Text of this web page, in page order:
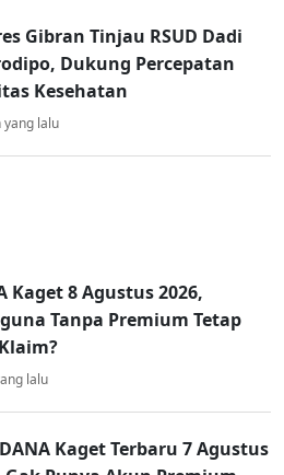
Gibran Tinjau RSUD Dadi
Dukung Percepatan
Kesehatan
yang lalu
Kaget 8 Agustus 2026,
Tanpa Premium Tetap
lalu
Kaget Terbaru 7 Agustus